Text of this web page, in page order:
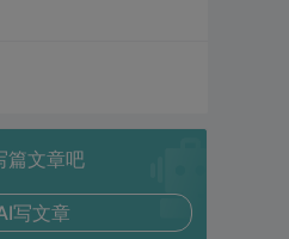
篇文章吧
写文章